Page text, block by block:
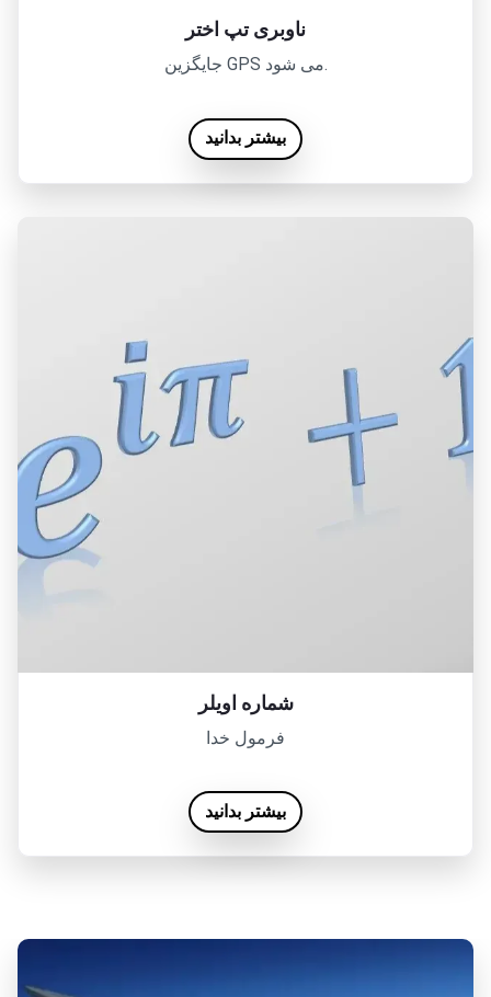
ناوبری تپ اختر
جایگزین GPS می شود.
بیشتر بدانید
شماره اویلر
فرمول خدا
بیشتر بدانید